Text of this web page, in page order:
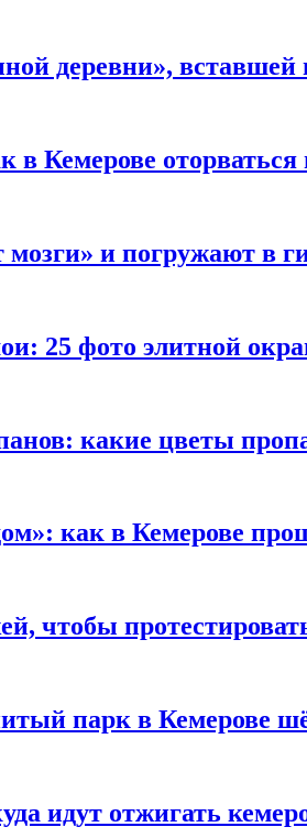
деревни», вставшей
Кемерове оторваться
и погружают в
25 фото элитной
какие цветы
как в Кемерове
чтобы
парк в Кемерове
идут отжигать